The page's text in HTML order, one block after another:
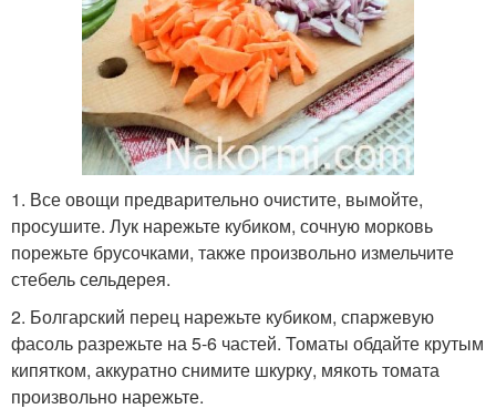
1. Все овощи предварительно очистите, вымойте,
просушите. Лук нарежьте кубиком, сочную морковь
порежьте брусочками, также произвольно измельчите
стебель сельдерея.
2. Болгарский перец нарежьте кубиком, спаржевую
фасоль разрежьте на 5-6 частей. Томаты обдайте крутым
кипятком, аккуратно снимите шкурку, мякоть томата
произвольно нарежьте.